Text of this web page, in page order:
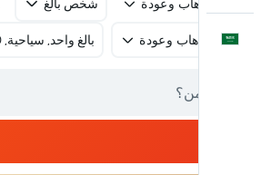
العَرَبِيَّة
رحلة ذهاب وعودة شخص بالغ
رحلة ذهاب وعودة بالغ واحد, سياحية, 0 حقيبة